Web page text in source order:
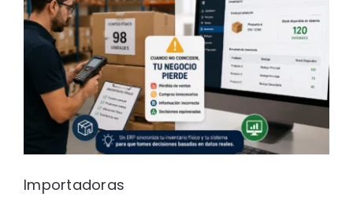
Importadoras